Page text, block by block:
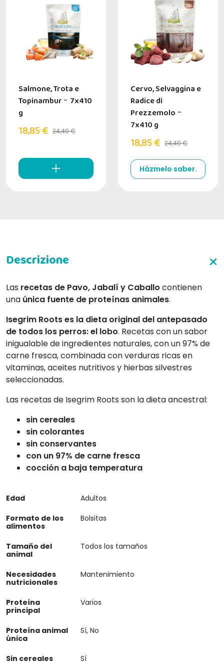
Salmone, Trota e
Topinambur - 7x410
g
18,85 € 24,49 €
Cervo, Selvaggina e
Radice di
Prezzemolo -
7x410 g
18,85 € 24,49 €
Házmelo saber.
Las recetas de Pavo, Jabalí y Caballo contienen
una única fuente de proteínas animales.
Isegrim Rootses la dieta original del antepasado
de todos los perros: el lobo. Recetas con un sabor
inigualable de ingredientes naturales, con un 97% de
carne fresca, combinada con verduras ricas en
vitaminas, aceites nutritivos y hierbas silvestres
seleccionadas.
Las recetas de Isegrim Roots son la dieta ancestral:
sin cereales
sin colorantes
sin conservantes
con un 97% de carne fresca
cocción a baja temperatura
Edad
Adultos
Formato de los
alimentos
Bolsitas
Tamaño del
animal
Todos los tamaños
Necesidades
nutricionales
Mantenimiento
Proteína
principal
Varios
Proteína animal
única
Sí, No
Sin cereales
Sí